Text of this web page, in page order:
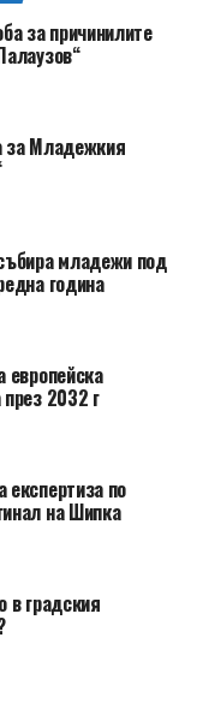
за причинилите
за Младежкия
младежи под
година
европейска
2032 г
експертиза по
на Шипка
в градския